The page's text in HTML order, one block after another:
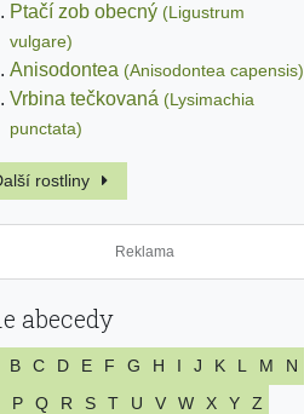
Ptačí zob obecný (Ligustrum
vulgare)
Anisodontea (Anisodontea capensis)
Vrbina tečkovaná (Lysimachia
punctata)
rostliny
abecedy
B C D E F G H I J K L M
N
P
Q R S T U V W X Y Z